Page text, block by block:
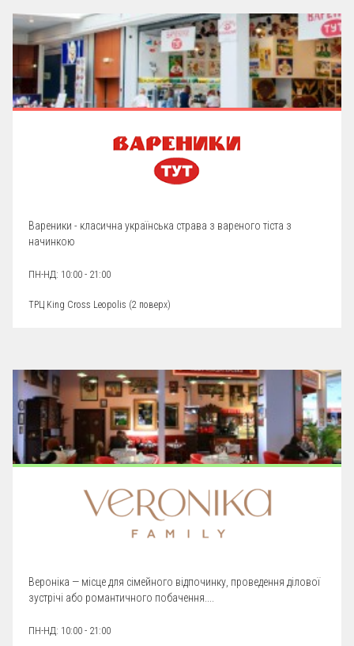
Вареники - класична українська страва з вареного тіста з
начинкою
ПН-НД: 10:00 - 21:00
ТРЦ King Cross Leopolis (2 поверх)
Вероніка — місце для сімейного відпочинку, проведення ділової
зустрічі або романтичного побачення....
ПН-НД: 10:00 - 21:00